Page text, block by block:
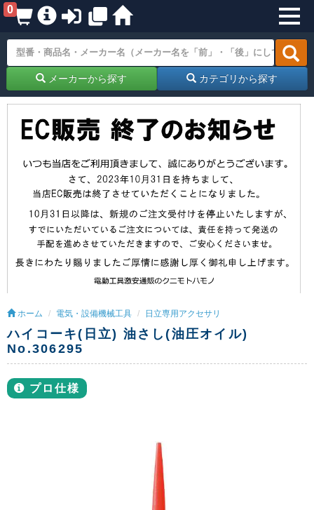
0
メーカーから探す カテゴリから探す
ホーム 電気・設備機械工具 日立専用アクセサリ
ハイコーキ(日立) 油さし(油圧オイル)
No.306295
プロ仕様